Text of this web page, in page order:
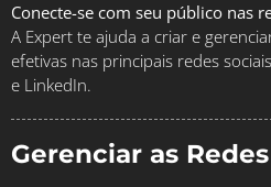
Conecte-se com seu público nas
A Expert te ajuda a criar e
efetivas nas principais redes
e LinkedIn.
Gerenciar as